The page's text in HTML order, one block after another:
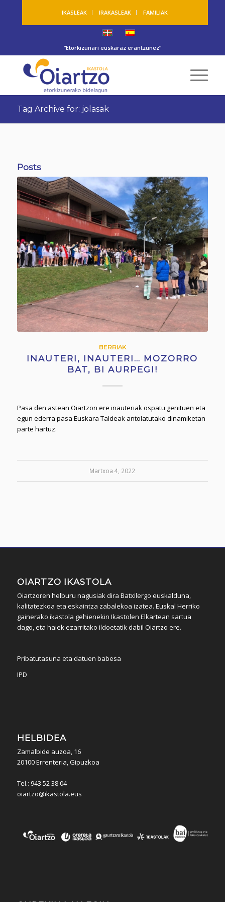
IKASLEAK IRAKASLEAK FAMILIAK
“Etorkizunari euskaraz erantzunez”
Tag Archive for: jolasak
Posts
BERRIAK
INAUTERI, INAUTERI… MOZORRO
BAT, BI AURPEGI!
Pasa den astean Oiartzon ere inauteriak ospatu genituen eta
egun ederra pasa Euskara Taldeak antolatutako dinamiketan
parte hartuz.
Martxoa 4, 2022
OIARTZO IKASTOLA
Oiartzoren helburu nagusiak dira Batxilergo euskalduna,
kalitatezkoa eta eskaintza zabalekoa izatea. Euskal Herriko
gainerako ikastola gehienekin Ikastolen Elkartean sartua
dago, eta haiek ezarritako ildoetatik dabil Oiartzo ere.
Pribatutasuna eta datuen babesa
IPD
HELBIDEA
Zamalbide auzoa, 16
20100 Errenteria, Gipuzkoa
Tel.: 943 52 38 04
oiartzo@ikastola.eus